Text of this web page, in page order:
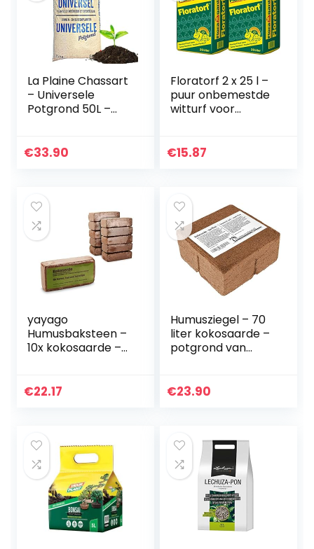
La Plaine Chassart
– Universele
Potgrond 50L –
Buitenplanten –
€33.90
Floratorf 2 x 25 l –
puur onbemestde
witturf voor
vleesetende
€15.87
yayago
Humusbaksteen –
10x kokosaarde –
kokosvezels –
€22.17
Humusziegel – 70
liter kokosaarde –
potgrond van
€23.90